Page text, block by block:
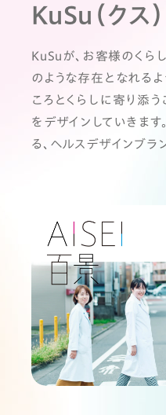
KuSu（クス）
KuSuが、お客様のくら
のような存在となれるよ
ころとくらしに寄り添
をデザインしていきま
る、ヘルスデザインブラ